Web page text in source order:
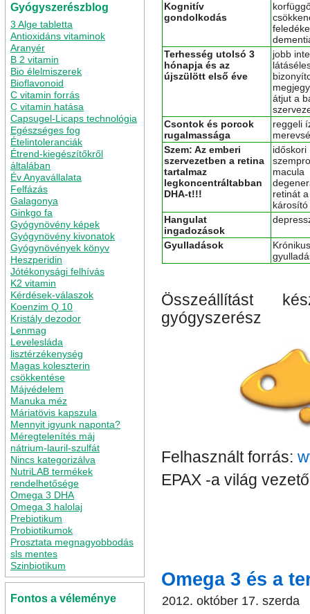
Gyógyszerészblog
3 Alge tabletta
Antioxidáns vitaminok
Aranyér
B 2 vitamin
Bio élelmiszerek
Bioflavonoid
C vitamin forrás
C vitamin hatása
Capsugel-Licaps technológia
Egészséges fog
Ételintoleranciák
Étrend-kiegészítőkről
általában
Év Anyavállalata
Felfázás
Galagonya
Ginkgo fa
Gyógynövény képek
Gyógynövény kivonatok
Gyógynövények könyv
Heszperidin
Jótékonysági felhívás
K2 vitamin
Kérdések-válaszok
Koenzim Q 10
Kristály dezodor
Lenmag
Levelesláda
lisztérzékenység
Magas koleszterin
csökkentése
Májvédelem
Manuka méz
Máriatövis kapszula
Mennyit igyunk naponta?
Méregtelenítés máj
nátrium-lauril-szulfát
Nincs kategorizálva
NutriLAB termékek
rendelhetősége
Omega 3 DHA
Omega 3 halolaj
Prebiotikum
Probiotikumok
Prosztata megnagyobbodás
sls mentes
Szinbiotikum
Fontos a véleménye
Kognitív
gondolkodás
Terhesség utolsó 3
hónapja és az
újszülött első éve
jobb
átjut a
Csontok és porcok
rugalmassága
reggeli
Szem: Az emberi
szervezetben a retina
tartalmaz
legkoncentráltabban
DHA-t!!!
időskori
macula
retinát
Hangulat
ingadozások
Gyulladások
Összeállítást
gyógyszerész
Felhasznált forrás:
EPAX -a világ
Omega 3 és a
2012. október 17. szerda